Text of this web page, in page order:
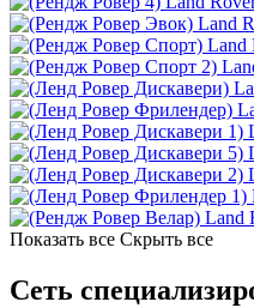
Land
Land
Land
Показать все Скрыть все
Сеть